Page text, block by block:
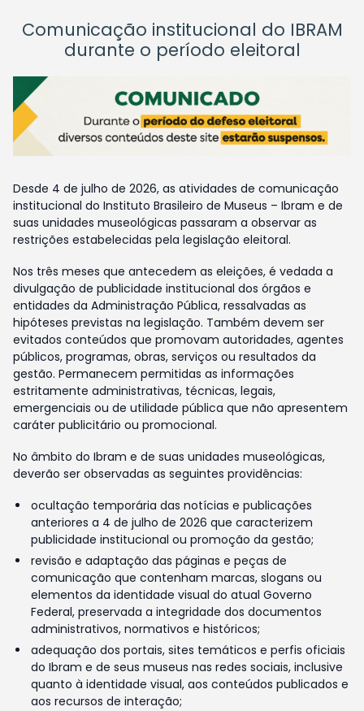
Comunicação institucional do IBRAM
durante o período eleitoral
Desde 4 de julho de 2026, as atividades de comunicação
institucional do Instituto Brasileiro de Museus – Ibram e de
suas unidades museológicas passaram a observar as
restrições estabelecidas pela legislação eleitoral.
Nos três meses que antecedem as eleições, é vedada a
divulgação de publicidade institucional dos órgãos e
entidades da Administração Pública, ressalvadas as
hipóteses previstas na legislação. Também devem ser
evitados conteúdos que promovam autoridades, agentes
públicos, programas, obras, serviços ou resultados da
gestão. Permanecem permitidas as informações
estritamente administrativas, técnicas, legais,
emergenciais ou de utilidade pública que não apresentem
caráter publicitário ou promocional.
No âmbito do Ibram e de suas unidades museológicas,
deverão ser observadas as seguintes providências:
ocultação temporária das notícias e publicações
anteriores a 4 de julho de 2026 que caracterizem
publicidade institucional ou promoção da gestão;
revisão e adaptação das páginas e peças de
comunicação que contenham marcas, slogans ou
elementos da identidade visual do atual Governo
Federal, preservada a integridade dos documentos
administrativos, normativos e históricos;
adequação dos portais, sites temáticos e perfis oficiais
do Ibram e de seus museus nas redes sociais, inclusive
quanto à identidade visual, aos conteúdos publicados e
aos recursos de interação;